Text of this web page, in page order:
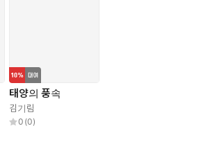
태양의 풍속
김기림
0 (0)